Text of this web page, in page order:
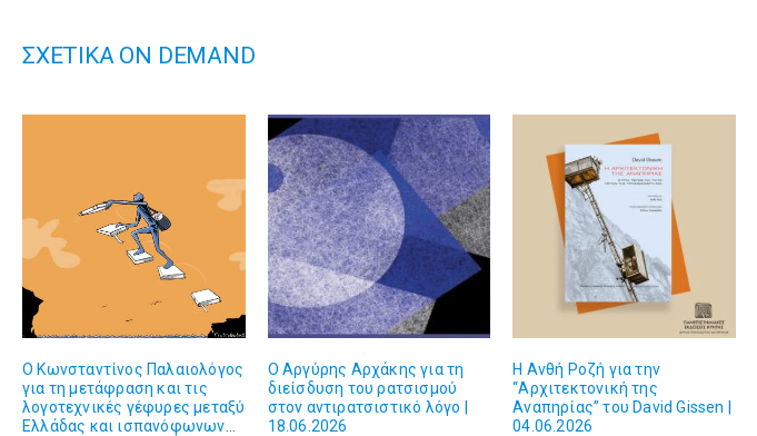
ΣΧΕΤΙΚΑ ON DEMAND
Ο Κωνσταντίνος Παλαιολόγος
για τη μετάφραση και τις
λογοτεχνικές γέφυρες μεταξύ
Ελλάδας και ισπανόφωνων
Ο Αργύρης Αρχάκης για τη
διείσδυση του ρατσισμού
στον αντιρατσιστικό λόγο |
18.06.2026
Η Ανθή Ροζή για την
“Αρχιτεκτονική της
Αναπηρίας” του David Gissen |
04.06.2026